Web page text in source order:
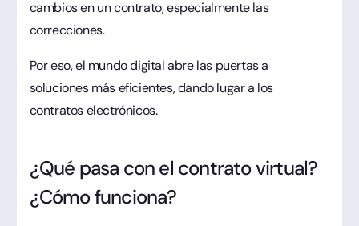
cambios en un contrato, especialmente las
correcciones.
Por eso, el mundo digital abre las puertas a
soluciones más eficientes, dando lugar a los
contratos electrónicos.
¿Qué pasa con el contrato virtual?
¿Cómo funciona?